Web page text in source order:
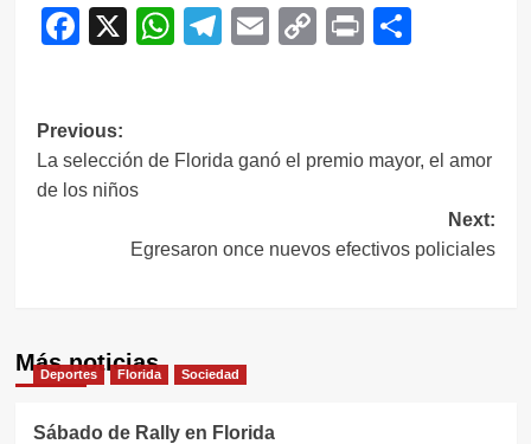
Facebook
X WhatsApp
Telegram
EmailCopy
Print
Navegación
de
Previous:
La selección de Florida ganó el premio mayor, el amor
de los niños
Next:
Egresaron once nuevos efectivos policiales
Más noticias
Deportes Florida Sociedad
Sábado de Rally en Florida